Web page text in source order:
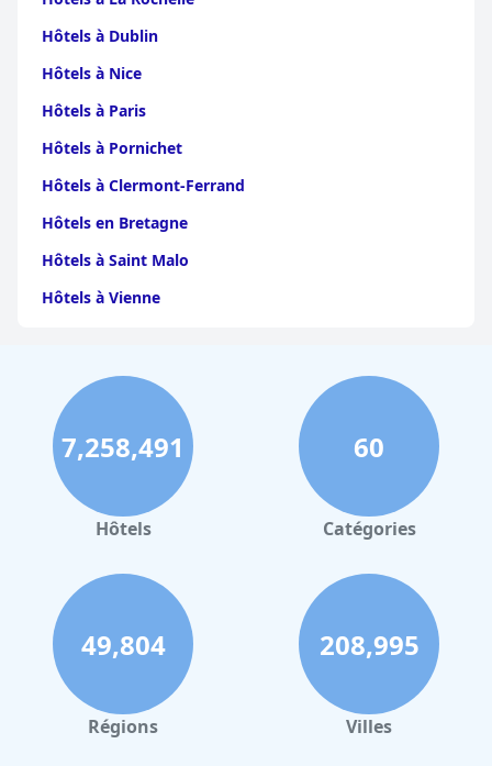
Hôtels à Dublin
Hôtels à Nice
Hôtels à Paris
Hôtels à Pornichet
Hôtels à Clermont-Ferrand
Hôtels en Bretagne
Hôtels à Saint Malo
Hôtels à Vienne
Hôtels à Perpignan
Hôtels au Grand-Bornand
Hôtels à Strasbourg
Hôtels à Valence
Hôtels à Gerardmer
Hôtels à Londres
Hôtels à Reims
Hôtels à Milan
Hôtels à Barcelone
7,258,491
Hôtels
60
Catégories
49,804
Régions
208,995
Villes